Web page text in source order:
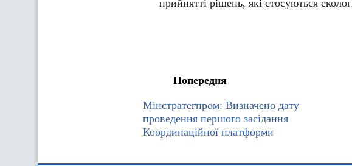
прийнятті рішень, які стосуються
Попередня
Мінстратегпром: Визначено дату
проведення першого засідання
Координаційної платформи